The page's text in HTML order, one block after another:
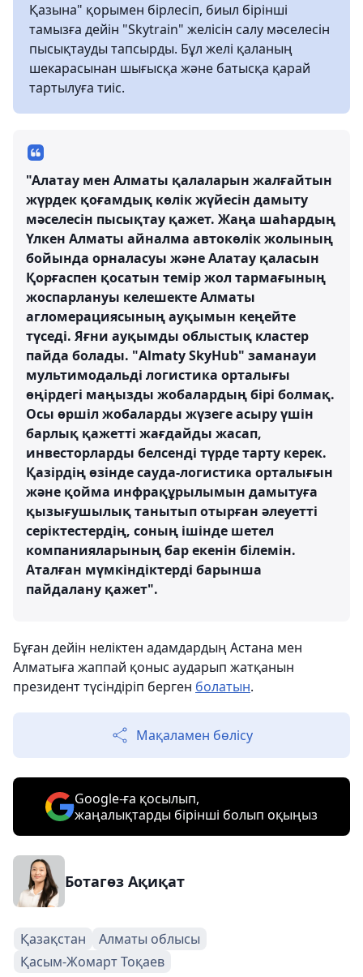
Қазына" қорымен бірлесіп, биыл бірінші
тамызға дейін "Skytrain" желісін салу мәселесін
пысықтауды тапсырды. Бұл желі қаланың
шекарасынан шығысқа және батысқа қарай
тартылуға тиіс.
"Алатау мен Алматы қалаларын жалғайтын
жүрдек қоғамдық көлік жүйесін дамыту
мәселесін пысықтау қажет. Жаңа шаһардың
Үлкен Алматы айналма автокөлік жолының
бойында орналасуы және Алатау қаласын
Қорғаспен қосатын темір жол тармағының
жоспарлануы келешекте Алматы
агломерациясының ауқымын кеңейте
түседі. Яғни ауқымды облыстық кластер
пайда болады. "Almaty SkyHub" заманауи
мультимодальді логистика орталығы
өңірдегі маңызды жобалардың бірі болмақ.
Осы өршіл жобаларды жүзеге асыру үшін
барлық қажетті жағдайды жасап,
инвесторларды белсенді түрде тарту керек.
Қазірдің өзінде сауда-логистика орталығын
және қойма инфрақұрылымын дамытуға
қызығушылық танытып отырған әлеуетті
серіктестердің, соның ішінде шетел
компанияларының бар екенін білемін.
Аталған мүмкіндіктерді барынша
пайдалану қажет".
Бұған дейін неліктен адамдардың Астана мен
Алматыға жаппай қоныс аударып жатқанын
президент түсіндіріп берген болатын.
Мақаламен бөлісу
Google-ға қосылып,
жаңалықтарды бірінші болып оқыңыз
Ботагөз Ақиқат
Қазақстан
Алматы облысы
Қасым-Жомарт Тоқаев